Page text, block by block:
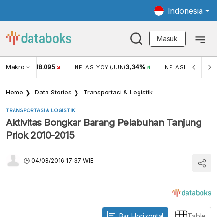
Indonesia
Masuk
Makro
USD/IDR 18.095 INFLASI YOY (JUN)3,34% INFLASI MOM
Home Data Stories Transportasi & Logistik
TRANSPORTASI & LOGISTIK
Aktivitas Bongkar Barang Pelabuhan Tanjung
Priok 2010-2015
04/08/2016 17:37 WIB